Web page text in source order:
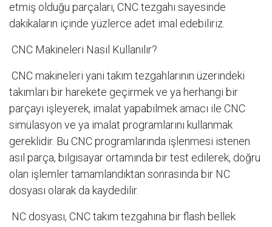
etmiş olduğu parçaları, CNC tezgahı sayesinde
dakikaların içinde yüzlerce adet imal edebiliriz.
CNC Makineleri Nasıl Kullanılır?
CNC makineleri yani takım tezgahlarının üzerindeki
takımları bir harekete geçirmek ve ya herhangi bir
parçayı işleyerek, imalat yapabilmek amacı ile CNC
simülasyon ve ya imalat programlarını kullanmak
gereklidir. Bu CNC programlarında işlenmesi istenen
asıl parça, bilgisayar ortamında bir test edilerek, doğru
olan işlemler tamamlandıktan sonrasında bir NC
dosyası olarak da kaydedilir.
NC dosyası, CNC takım tezgahına bir flash bellek